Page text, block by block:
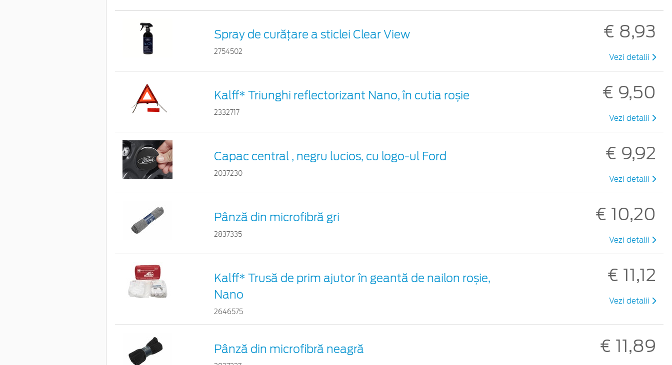
Spray de curățare a sticlei Clear View
2754502
€ 8,93
Vezi detalii
Kalff* Triunghi reflectorizant Nano, în cutia roșie
2332717
€ 9,50
Vezi detalii
Capac central , negru lucios, cu logo-ul Ford
2037230
€ 9,92
Vezi detalii
Pânză din microfibră gri
2837335
€ 10,20
Vezi detalii
Kalff* Trusă de prim ajutor în geantă de nailon roșie,
Nano
2646575
€ 11,12
Vezi detalii
Pânză din microfibră neagră € 11,89